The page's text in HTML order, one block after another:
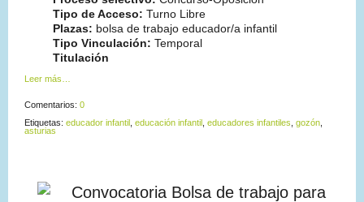
Tipo de Acceso: Turno Libre
Plazas: bolsa de trabajo educador/a infantil
Tipo Vinculación: Temporal
Titulación
Leer más…
Comentarios: 0
Etiquetas: educador infantil educación infantil educadores infantiles gozón
asturias
Convocatoria Bolsa de trabajo para